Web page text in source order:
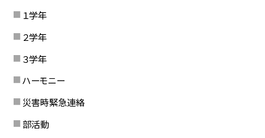
１学年
２学年
３学年
ハーモニー
災害時緊急連絡
部活動